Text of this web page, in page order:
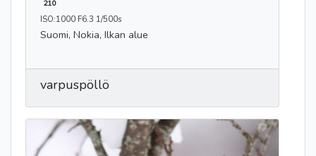
210
ISO:1000 F6.3 1/500s
Suomi, Nokia, Ilkan alue
varpuspöllö